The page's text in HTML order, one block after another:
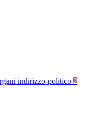
indirizzo-politico 2